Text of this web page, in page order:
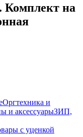
на
Оргтехника и
и аксессуарыЗИП,
с уценкой